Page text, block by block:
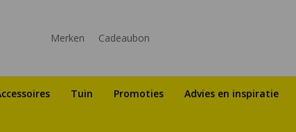
Merken Cadeaubon
Tuin Promoties Advies en inspiratie